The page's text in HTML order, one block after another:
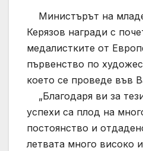
Министърът на
Керязов награди с
медалистките от
първенство по
което се проведе във
„Благодаря ви за
успехи са плод на
постоянство и
летвата много високо